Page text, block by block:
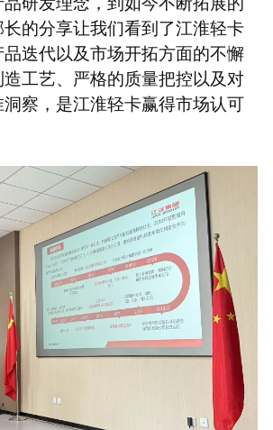
的分享让我们看到了江淮轻卡
迭代以及市场开拓方面的不懈
工艺、严格的质量把控以及对
察，是江淮轻卡赢得市场认可